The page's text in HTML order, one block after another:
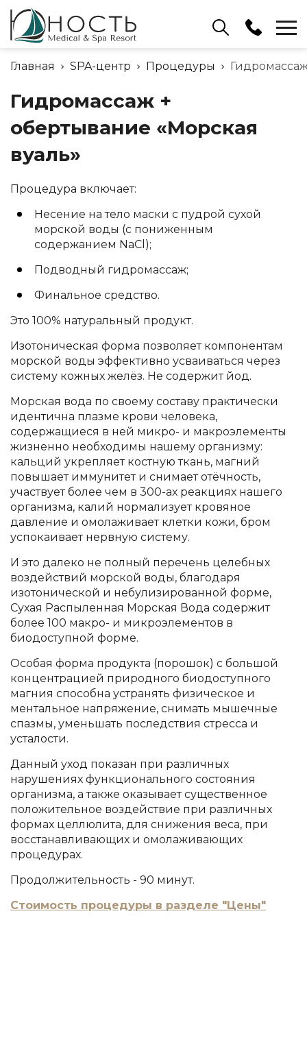
+375 (17) 503 91 15
Отдел бронирования
Главная SPA-центр Процедуры
Гидромассаж +
обертывание «Морская
вуаль»
Процедура включает:
Несение на тело маски с пудрой сухой
морской воды (с пониженным
содержанием NaCl);
Подводный гидромассаж;
Финальное средство.
Это 100% натуральный продукт.
Изотоническая форма позволяет компонентам
морской воды эффективно усваиваться через
систему кожных желёз. Не содержит йод.
Морская вода по своему составу практически
идентична плазме крови человека,
содержащиеся в ней микро- и макроэлементы
жизненно необходимы нашему организму:
кальций укрепляет костную ткань, магний
повышает иммунитет и снимает отёчность,
участвует более чем в 300-ах реакциях нашего
организма, калий нормализует кровяное
давление и омолаживает клетки кожи, бром
успокаивает нервную систему.
И это далеко не полный перечень целебных
воздействий морской воды, благодаря
изотонической и небулизированной форме,
Сухая Распыленная Морская Вода содержит
более 100 макро- и микроэлементов в
биодоступной форме.
Особая форма продукта (порошок) с большой
концентрацией природного биодоступного
магния способна устранять физическое и
ментальное напряжение, снимать мышечные
спазмы, уменьшать последствия стресса и
усталости.
Данный уход показан при различных
нарушениях функционального состояния
организма, а также оказывает существенное
положительное воздействие при различных
формах целлюлита, для снижения веса, при
восстанавливающих и омолаживающих
процедурах.
Продолжительность - 90 минут.
Стоимость процедуры в разделе "Цены"